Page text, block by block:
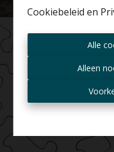
Cookiebeleid en
Alle
Alleen
Altijd